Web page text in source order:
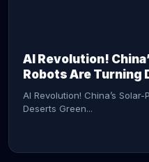
AI Revolution!
Robots Are Turning
AI Revolution! China’s
Deserts Green...